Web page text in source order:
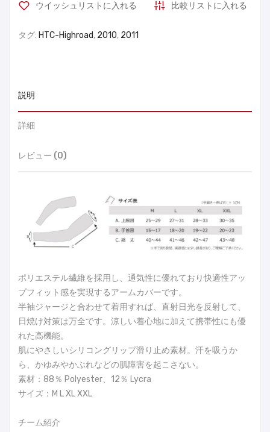
ウイッシュリストに入れる 比較リストに入れる
タグ: HTC-Highroad, 2010, 2011
説明
詳細
レビュー (0)
ポリエステル繊維を採用し、通気性に優れており快適性アッ
プフィット感を実現するアームカバーです。
半袖ジャージと合わせて着用すれば、直射日光を反射して、
日焼け対策は万全です。涼しい着心地に加えて携帯性にも優
れた高機能。
肌にやさしいシリコングリップ滑り止め素材。汗を吸うか
ら、かゆみやかぶれなどの肌障害を起こさない。
素材：88％ Polyester、12％ Lycra
サイズ：M L XL XXL
チーム紹介